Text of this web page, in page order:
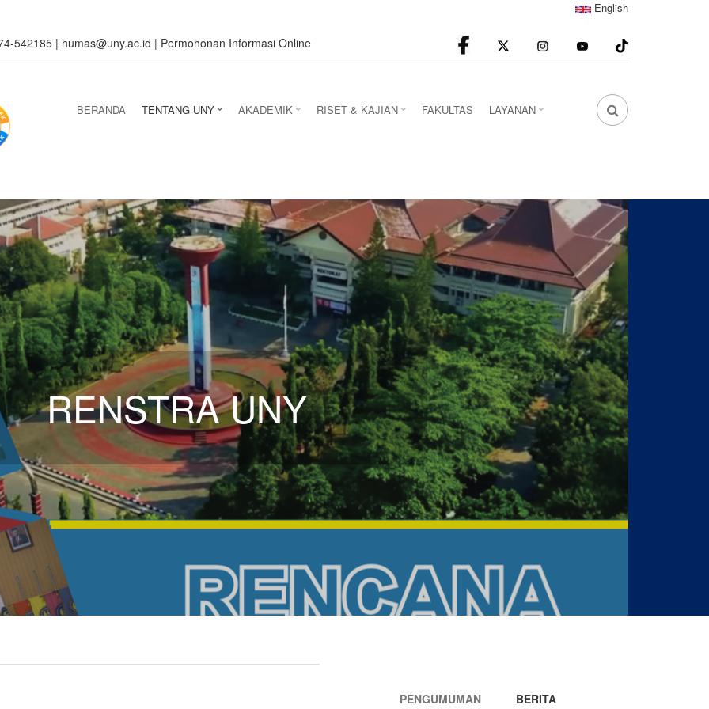
English
542185 | humas@uny.ac.id | Permohonan Informasi Online facebook Instagram youtube
FA
BERANDA TENTANG UNY AKADEMIK RISET & KAJIAN FAKULTAS LAYANAN
RENSTRA UNY
PENGUMUMAN BERITA